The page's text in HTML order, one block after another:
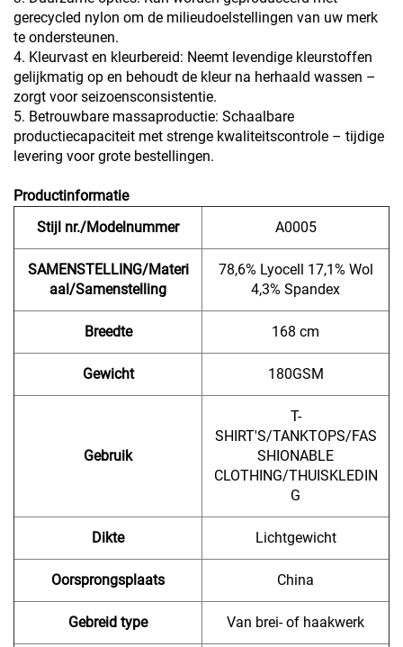
gerecycled nylon om de milieudoelstellingen van uw merk
te ondersteunen.
4. Kleurvast en kleurbereid: Neemt levendige kleurstoffen
gelijkmatig op en behoudt de kleur na herhaald wassen –
zorgt voor seizoensconsistentie.
5. Betrouwbare massaproductie: Schaalbare
productiecapaciteit met strenge kwaliteitscontrole – tijdige
levering voor grote bestellingen.
Productinformatie
Stijl nr./Modelnummer
A0005
SAMENSTELLING/Materi
aal/Samenstelling
78,6% Lyocell 17,1% Wol
4,3% Spandex
Breedte 168 cm
Gewicht 180GSM
Gebruik
T-
SHIRT'S/TANKTOPS/FAS
SHIONABLE
CLOTHING/THUISKLEDIN
G
Dikte Lichtgewicht
Oorsprongsplaats China
Gebreid type Van brei- of haakwerk